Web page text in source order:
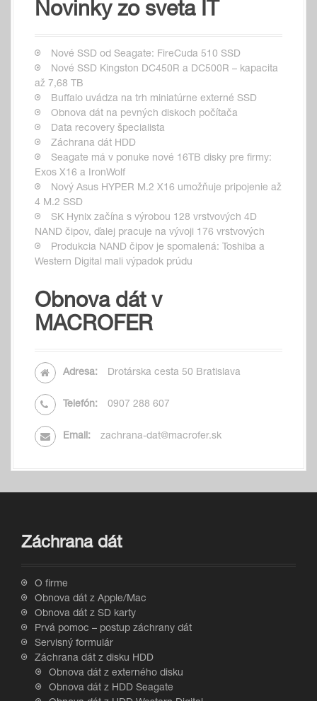
Novinky zo sveta IT
Nové SSD od Seagate: FireCuda 510 SSD
Nové SSD Kingston DC450R a DC500R – kapacita
až 7,68 TB
Buffalo uvádza na trh miniatúrne externé SSD
Obnova dát na pevných diskoch počítača
Data recovery špecialista
Záchrana dát HDD
Seagate má v ponuke nové 16TB disky pre firmy:
Exos X16 a IronWolf
Nový Asus HYPER M.2 X16 umožňuje pripojenie až
4 M.2 SSD
SK Hynix začína s výrobou 128 vrstvových 4D
NAND čipov, ďalej pracuje na vývoji 176 vrstvových
Produkcia NAND čipov je spomalená: Toshiba a
Western Digital mali výpadok prúdu
Obnova dát v
MACROFER
Adresa: Drotárska cesta 50 Bratislava
Telefón: 0907 288 607
Email: zachrana-dat@macrofer.sk
Záchrana dát
O firme
Obnova dát z Apple/Mac
Obnova dát z SD karty
Prvá pomoc – postup záchrany dát
Servisný formulár
Záchrana dát z disku HDD
Obnova dát z externého disku
Obnova dát z HDD Seagate